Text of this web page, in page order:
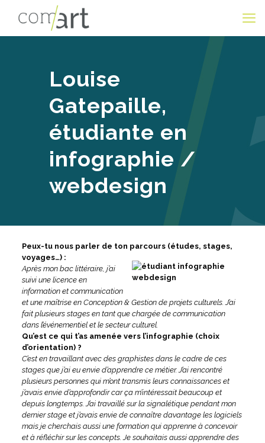
Louise
Gatepaille,
étudiante en
infographie /
webdesign
Peux-tu nous parler de ton parcours (études, stages,
voyages…) :
Après mon bac littéraire, j’ai
suivi une licence en
information et communication
et une maîtrise en Conception & Gestion de projets culturels. J’ai
fait plusieurs stages en tant que chargée de communication
dans l’événementiel et le secteur culturel.
Qu’est ce qui t’as amenée vers l’infographie (choix
d’orientation) ?
C’est en travaillant avec des graphistes dans le cadre de ces
stages que j’ai eu envie d’apprendre ce métier. J’ai rencontré
plusieurs personnes qui m’ont transmis leurs connaissances et
j’avais envie d’approfondir car ça m’intéressait beaucoup et
depuis longtemps. J’ai travaillé sur la signalétique pendant mon
dernier stage et j’avais envie de connaître davantage les logiciels
mais je cherchais aussi une formation qui apprenne à concevoir
et à réfléchir sur les concepts. Je souhaitais aussi apprendre des